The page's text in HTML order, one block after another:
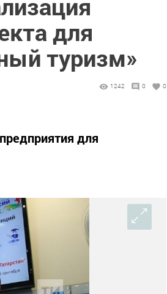
для
туризм»
1242 0 0
для